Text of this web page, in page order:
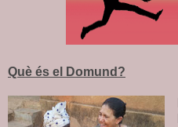
Què és el Domund?